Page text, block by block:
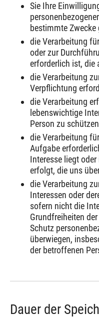
Sie Ihre
bestimmte Zwecke
die Verarbeitung
oder zur
erforderlich ist, die
die Verarbeitung
Verpflichtung
die Verarbeitung
lebenswichtige
Person zu schützen
die Verarbeitung
Aufgabe
Interesse liegt
erfolgt, die uns
die Verarbeitung
Interessen oder
sofern nicht die
Grundfreiheiten
Schutz
überwiegen,
der betroffenen
Dauer der